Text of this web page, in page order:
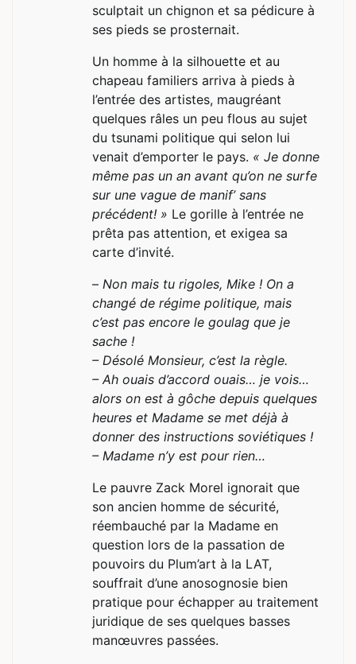
sculptait un chignon et sa pédicure à
ses pieds se prosternait.
Un homme à la silhouette et au
chapeau familiers arriva à pieds à
l’entrée des artistes, maugréant
quelques râles un peu flous au sujet
du tsunami politique qui selon lui
venait d’emporter le pays. « Je donne
même pas un an avant qu’on ne surfe
sur une vague de manif’ sans
précédent! » Le gorille à l’entrée ne
prêta pas attention, et exigea sa
carte d’invité.
– Non mais tu rigoles, Mike ! On a
changé de régime politique, mais
c’est pas encore le goulag que je
sache !
– Désolé Monsieur, c’est la règle.
– Ah ouais d’accord ouais… je vois…
alors on est à gôche depuis quelques
heures et Madame se met déjà à
donner des instructions soviétiques !
– Madame n’y est pour rien…
Le pauvre Zack Morel ignorait que
son ancien homme de sécurité,
réembauché par la Madame en
question lors de la passation de
pouvoirs du Plum’art à la LAT,
souffrait d’une anosognosie bien
pratique pour échapper au traitement
juridique de ses quelques basses
manœuvres passées.